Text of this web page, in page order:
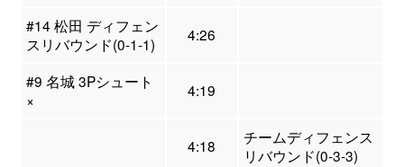
#14 松田 ディフェン
スリバウンド(0-1-1)
4:26
#9 名城 3Pシュート
×
4:19
4:18
チームディフェンス
リバウンド(0-3-3)